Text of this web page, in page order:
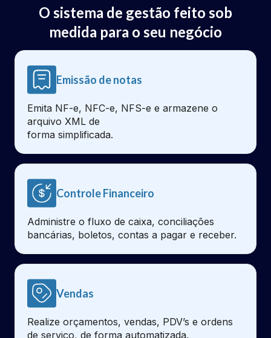
O sistema de gestão feito sob
medida para o seu negócio
Emissão de notas
Emita NF-e, NFC-e, NFS-e e armazene o
arquivo XML de
forma simplificada.
Controle Financeiro
Administre o fluxo de caixa, conciliações
bancárias, boletos, contas a pagar e receber.
Vendas
Realize orçamentos, vendas, PDV’s e ordens
de serviço, de forma automatizada.